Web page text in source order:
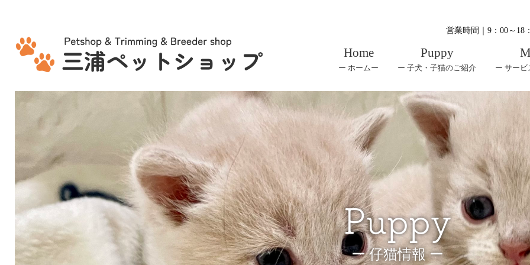
営業時間｜9：00～
Home
ー ホームー
Puppy
ー 子犬・子猫のご紹介 ー サー
puppy
ー 仔猫情報 ー